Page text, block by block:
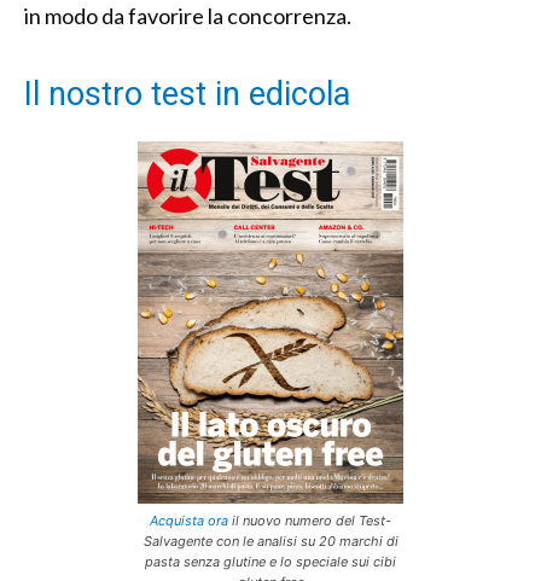
in modo da favorire la concorrenza.
Il nostro test in edicola
Acquista ora il nuovo numero del Test-
Salvagente con le analisi su 20 marchi di
pasta senza glutine e lo speciale sui cibi